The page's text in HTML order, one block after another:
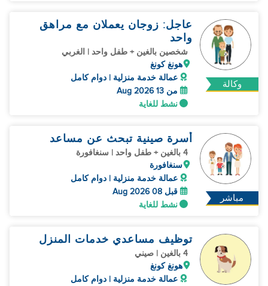
وكالة
عاجل: زوجان يعملان مع مراهق
واحد
شخصين بالغين + طفل واحد | الغربي
هونغ كونغ
عمالة خدمة منزلية | دوام كامل
من 13 Aug 2026
نشط للغاية
مباشر
أسرة صينية تبحث عن مساعد
4 بالغين + طفل واحد | سنغافورة
سنغافورة
عمالة خدمة منزلية | دوام كامل
قبل 08 Aug 2026
نشط للغاية
توظيف مساعدي خدمات المنزل
4 بالغين | صيني
هونغ كونغ
عمالة خدمة منزلية | دوام كامل